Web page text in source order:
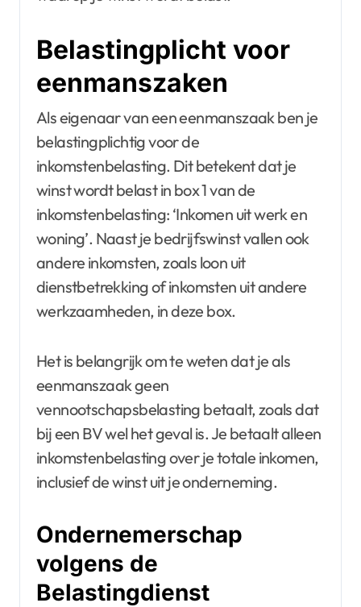
Belastingplicht voor
eenmanszaken
Als eigenaar van een eenmanszaak ben je
belastingplichtig voor de
inkomstenbelasting. Dit betekent dat je
winst wordt belast in box 1 van de
inkomstenbelasting: ‘Inkomen uit werk en
woning’. Naast je bedrijfswinst vallen ook
andere inkomsten, zoals loon uit
dienstbetrekking of inkomsten uit andere
werkzaamheden, in deze box.
Het is belangrijk om te weten dat je als
eenmanszaak geen
vennootschapsbelasting betaalt, zoals dat
bij een BV wel het geval is. Je betaalt alleen
inkomstenbelasting over je totale inkomen,
inclusief de winst uit je onderneming.
Ondernemerschap
volgens de
Belastingdienst